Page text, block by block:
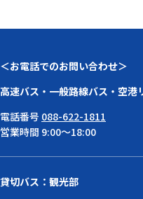
＜お電話でのお問い合わせ＞
高速バス・一般路線バス・空港
電話番号 088-622-1811
営業時間 9:00～18:00
貸切バス：観光部